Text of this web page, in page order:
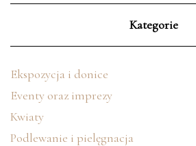
Kategorie
Ekspozycja i donice
Eventy oraz imprezy
Kwiaty
Podlewanie i pielęgnacja